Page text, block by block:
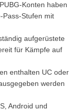
Konten haben
Pass-Stufen mit
aufgerüstete
für Kämpfe auf
enthalten UC oder
werden
Android und